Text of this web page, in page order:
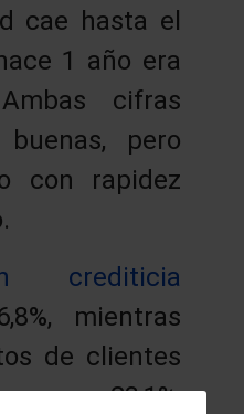
cae hasta el
1 año era
cifras
pero
con rapidez
crediticia
mientras
de clientes
23,1%,